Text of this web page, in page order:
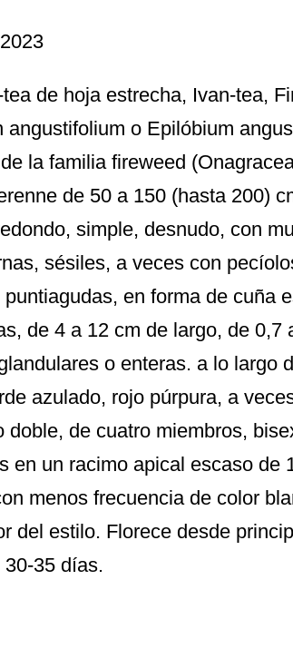
tea de hoja estrecha, Ivan-tea,
angustifolium o Epilóbium
la familia fireweed
de 50 a 150 (hasta 200)
simple, desnudo, con
sésiles, a veces con
en forma de cuña
de 4 a 12 cm de largo, de 0,7
o enteras. a lo largo
azulado, rojo púrpura, a
doble, de cuatro miembros,
en un racimo apical escaso de
menos frecuencia de color
del estilo. Florece desde
35 días.